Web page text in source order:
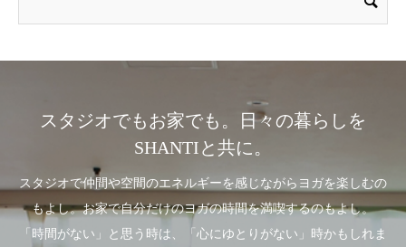
スタジオでもお家でも。日々の暮らしを
SHANTIと共に。
スタジオで仲間や空間のエネルギーを感じながらヨガを楽しむの
もよし。お家で自分だけのヨガの時間を満喫するのもよし。
「時間がない」と思う時は、「心にゆとりがない」時かもしれま